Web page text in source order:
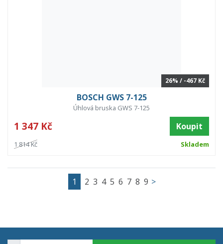
26% / -467 Kč
BOSCH GWS 7-125
Úhlová bruska GWS 7-125
1 347 Kč Koupit
1 814 Kč Skladem
1 2 3 4 5 6 7 8 9 >